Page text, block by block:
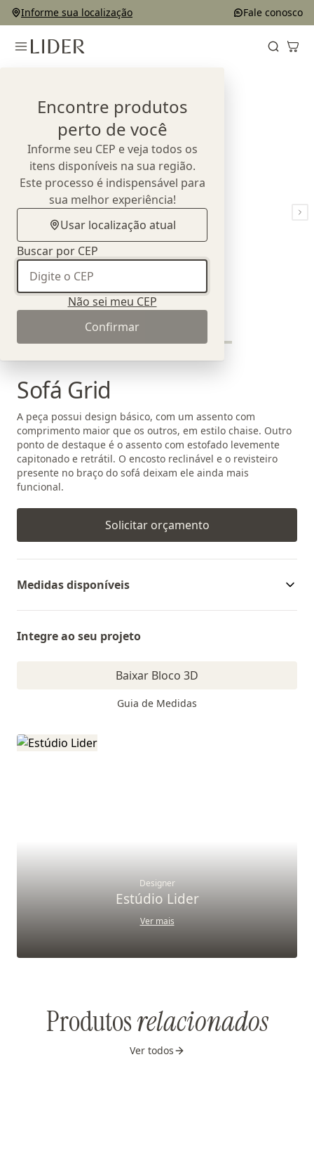
Informe sua localização Fale conosco
Encontre produtos
perto de você
Informe seu CEP e veja todos os
itens disponíveis na sua região.
Este processo é indispensável para
sua melhor experiência!
Usar localização atual
Buscar por CEP
Não sei meu CEP
Confirmar
Sofá Grid
A peça possui design básico, com um assento com
comprimento maior que os outros, em estilo chaise. Outro
ponto de destaque é o assento com estofado levemente
capitonado e retrátil. O encosto reclinável e o revisteiro
presente no braço do sofá deixam ele ainda mais
funcional.
Solicitar orçamento
Medidas disponíveis
Integre ao seu projeto
Baixar Bloco 3D
Guia de Medidas
Designer
Estúdio Lider
Ver mais
Produtosrelacionados
Ver todos